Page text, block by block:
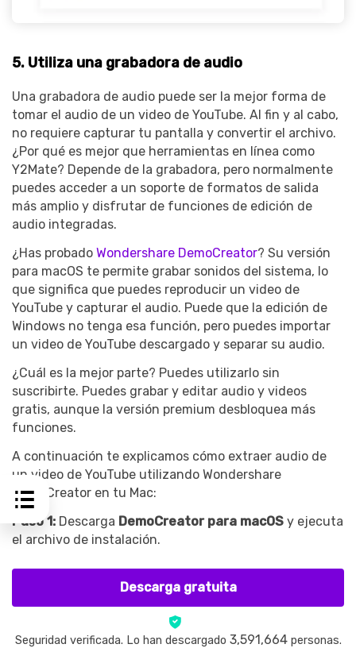
5. Utiliza una grabadora de audio
Una grabadora de audio puede ser la mejor forma de
tomar el audio de un video de YouTube. Al fin y al cabo,
no requiere capturar tu pantalla y convertir el archivo.
¿Por qué es mejor que herramientas en línea como
Y2Mate? Depende de la grabadora, pero normalmente
puedes acceder a un soporte de formatos de salida
más amplio y disfrutar de funciones de edición de
audio integradas.
¿Has probado Wondershare DemoCreator? Su versión
para macOS te permite grabar sonidos del sistema, lo
que significa que puedes reproducir un video de
YouTube y capturar el audio. Puede que la edición de
Windows no tenga esa función, pero puedes importar
un video de YouTube descargado y separar su audio.
¿Cuál es la mejor parte? Puedes utilizarlo sin
suscribirte. Puedes grabar y editar audio y videos
gratis, aunque la versión premium desbloquea más
funciones.
A continuación te explicamos cómo extraer audio de
un video de YouTube utilizando Wondershare
DemoCreator en tu Mac:
Paso 1: Descarga DemoCreator para macOS y ejecuta
el archivo de instalación.
Descarga gratuita
Seguridad verificada. Lo han descargado 3,591,664personas.